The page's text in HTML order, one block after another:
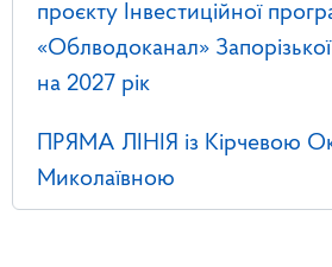
проєкту Інвестиційної
«Облводоканал»
на 2027 рік
ПРЯМА ЛІНІЯ із Кірчевою
Миколаївною